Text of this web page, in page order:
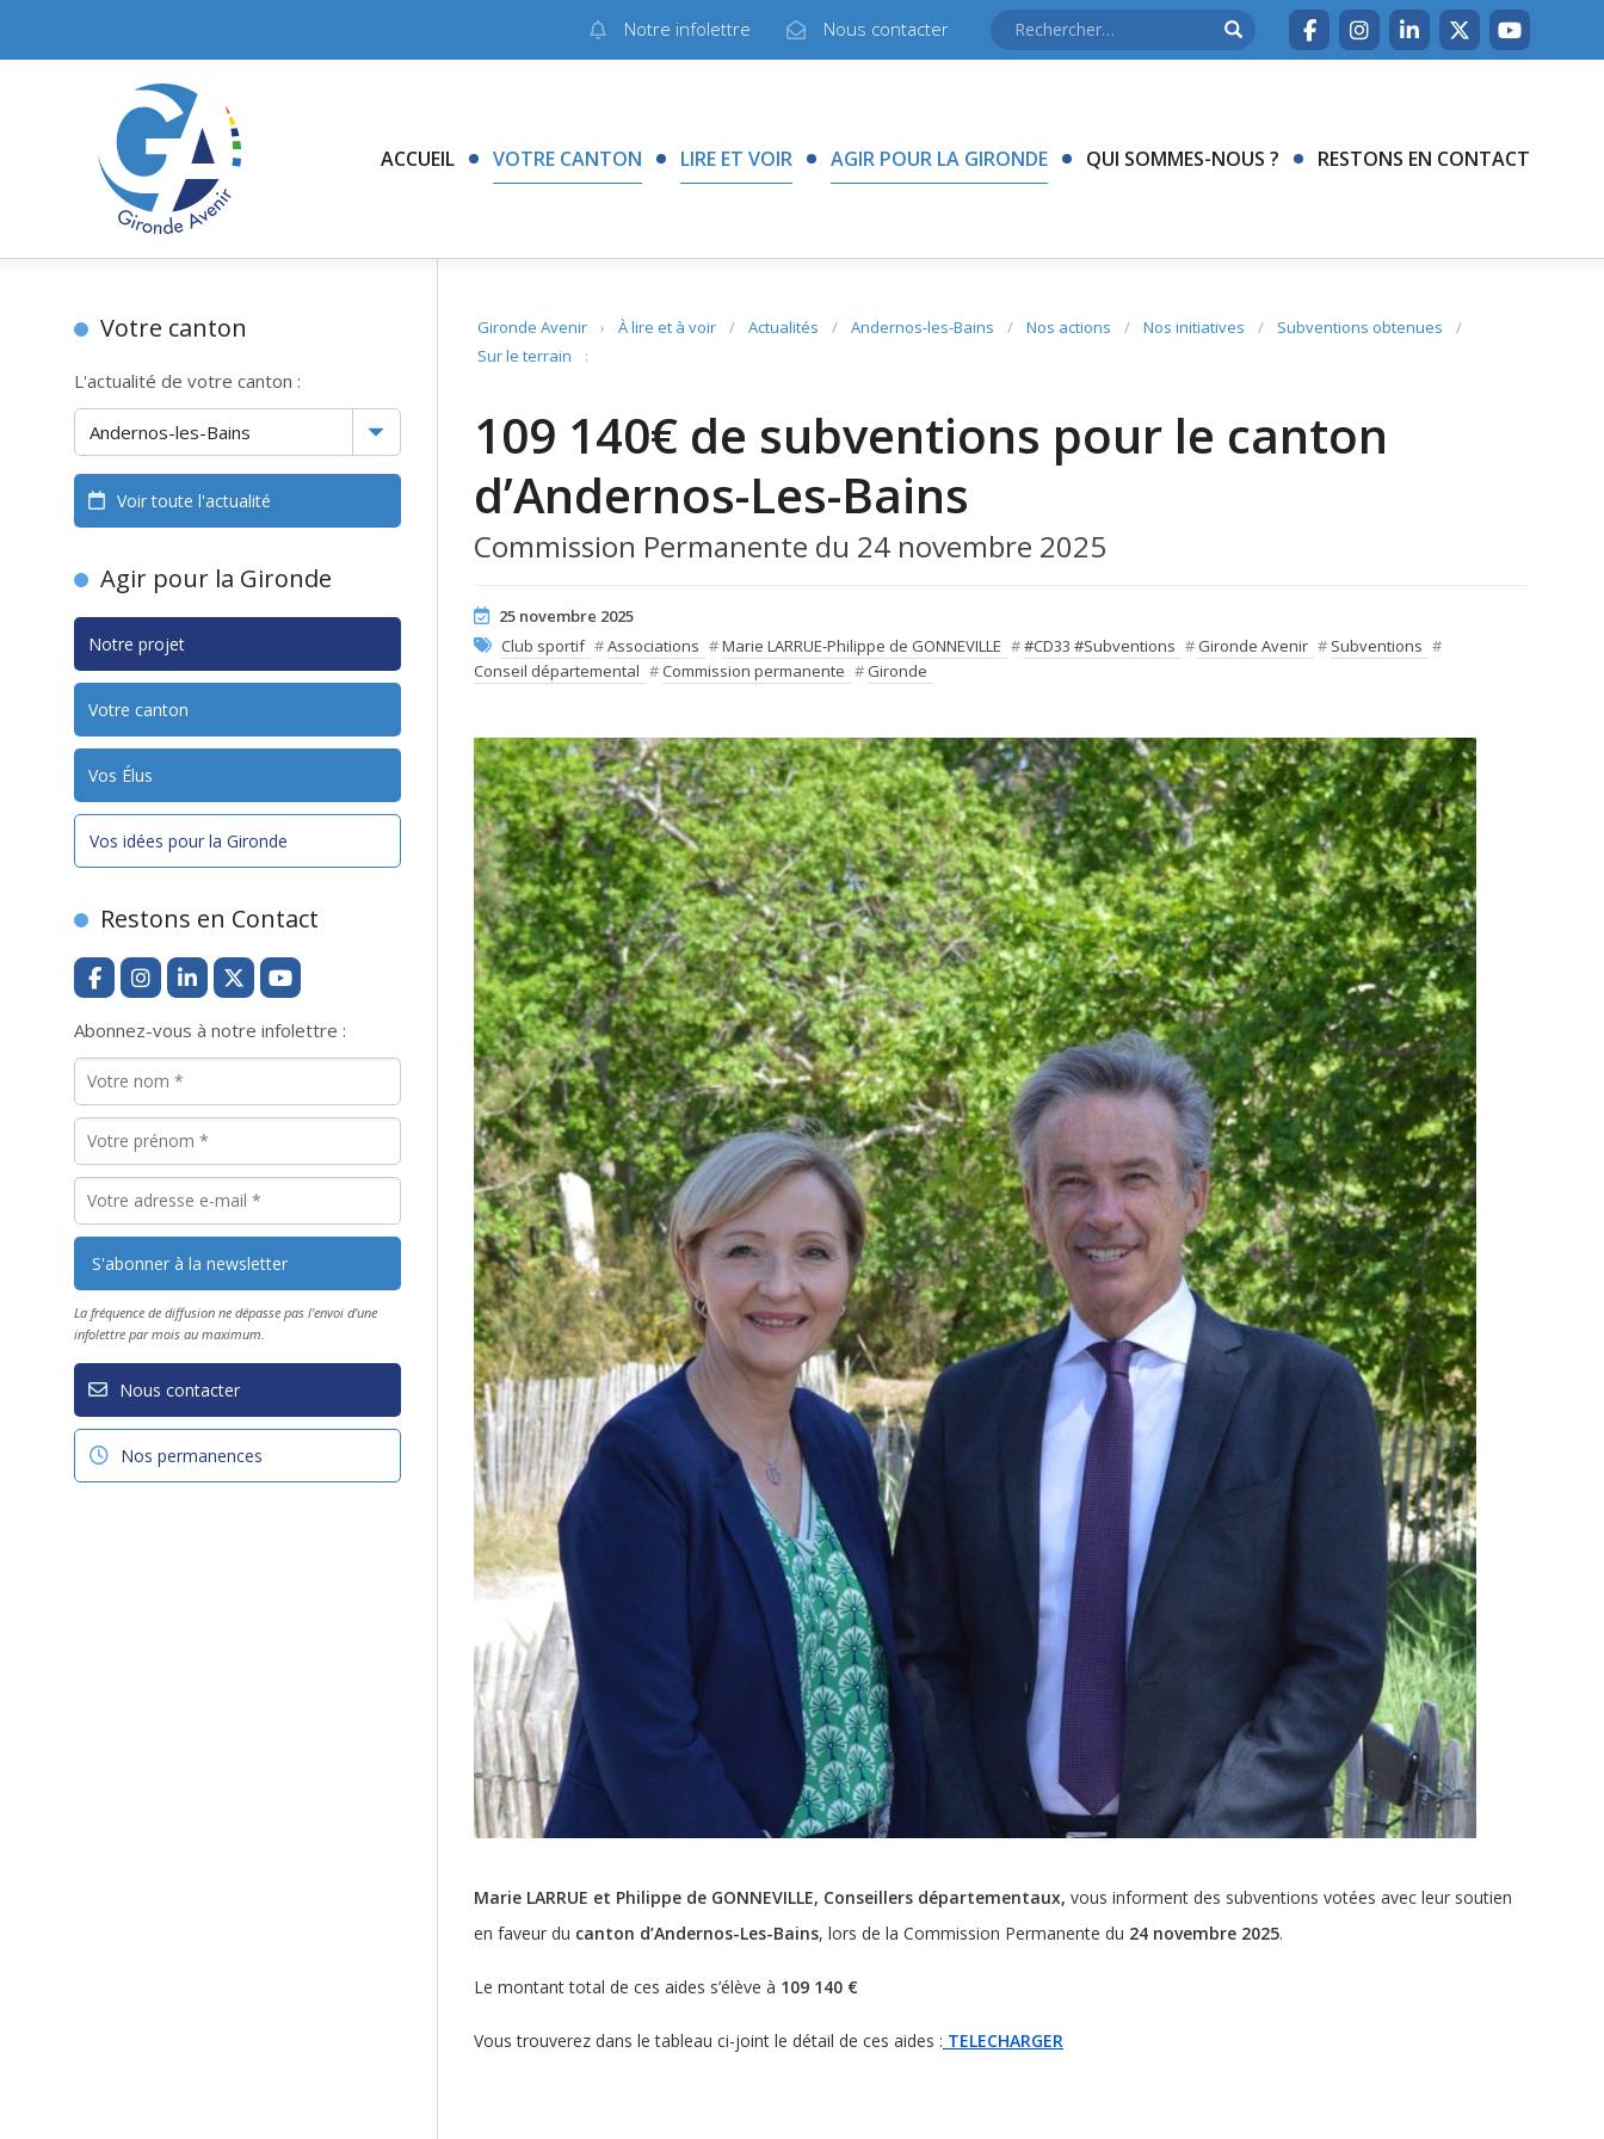
Notre infolettre Nous contacter
ACCUEIL VOTRE CANTON LIRE ET VOIR AGIR POUR LA GIRONDE QUI SOMMES-NOUS ? RESTONS EN CONTACT
Gironde Avenir › À lire et à voir / Actualités / Andernos-les-Bains / Nos actions / Nos initiatives / Subventions obtenues
/
Sur le terrain
:
109 140€ de subventions pour le canton
d’Andernos-Les-Bains
Commission Permanente du 24 novembre 2025
25 novembre 2025
Club sportif #Associations #Marie LARRUE-Philippe de GONNEVILLE ##CD33 #Subventions # Gironde Avenir # Subventions #
Conseil départemental # Commission permanente # Gironde
Marie LARRUE et Philippe de GONNEVILLE, Conseillers départementaux, vous informent des subventions votées avec leur soutien
en faveur du canton d’Andernos-Les-Bains, lors de la Commission Permanente du 24 novembre 2025.
Le montant total de ces aides s’élève à 109 140 €
Vous trouverez dans le tableau ci-joint le détail de ces aides : TELECHARGER
Votre canton
L'actualité de votre canton :
Voir toute l'actualité
Agir pour la Gironde
Notre projet
Votre canton
Vos Élus
Vos idées pour la Gironde
Restons en Contact
Abonnez-vous à notre infolettre :
La fréquence de diffusion ne dépasse pas l'envoi d'une
infolettre par mois au maximum.
Nous contacter
Nos permanences